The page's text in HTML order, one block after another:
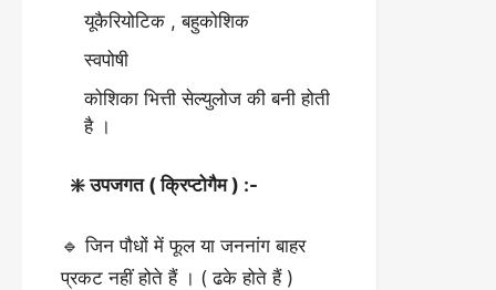
यूकैरियोटिक , बहुकोशिक
स्वपोषी
कोशिका भित्ती सेल्युलोज की बनी होती
है ।
❇️ उपजगत ( क्रिप्टोगैम ) :-
🔹 जिन पौधों में फूल या जननांग बाहर
प्रकट नहीं होते हैं । ( ढके होते हैं )